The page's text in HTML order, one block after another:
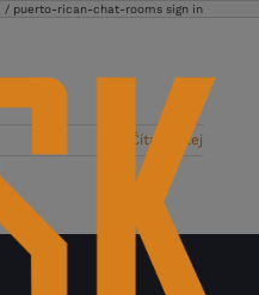
puerto-rican-chat-rooms sign in
Čítať ďalej